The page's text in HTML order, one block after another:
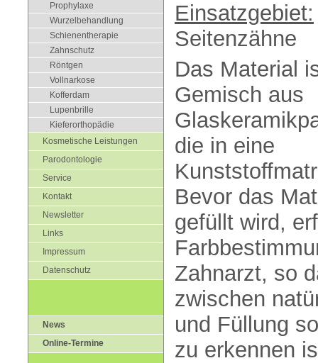
Prophylaxe
Wurzelbehandlung
Schienentherapie
Zahnschutz
Röntgen
Vollnarkose
Kofferdam
Lupenbrille
Kieferorthopädie
Kosmetische Leistungen
Parodontologie
Service
Kontakt
Newsletter
Links
Impressum
Datenschutz
News
Online-Termine
Einsatzgebiet:
Seitenzähne
Das Material
Gemisch aus
die in eine
Bevor das
gefüllt wird,
Zahnarzt, so
zwischen
und Füllung
zu erkennen